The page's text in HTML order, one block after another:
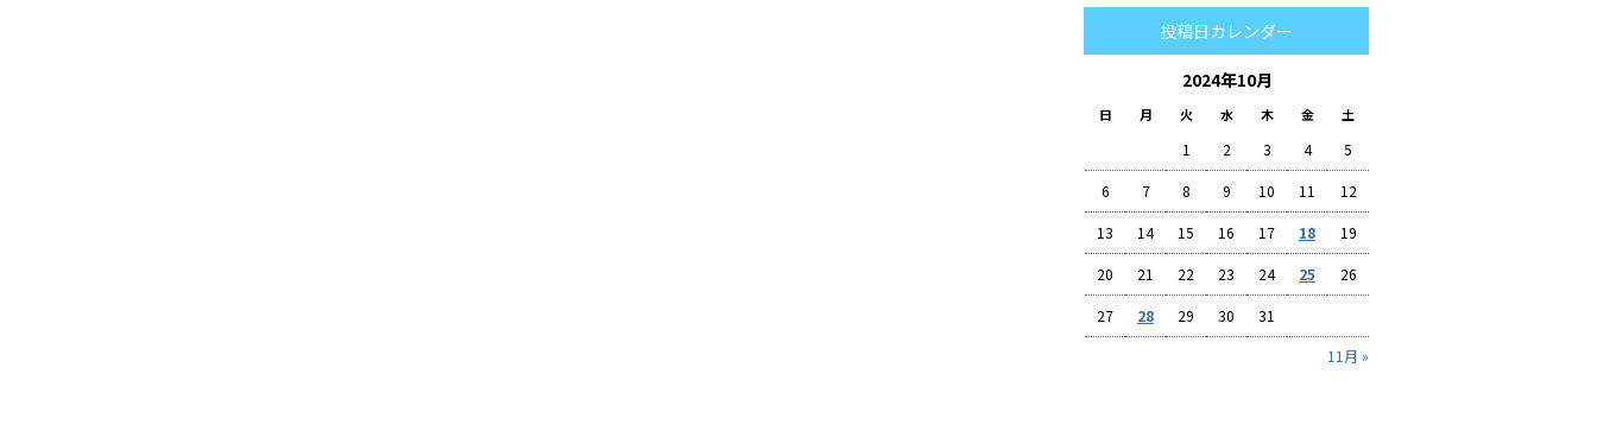
投稿日カレンダー
2024年10月
日 月 火 水 木 金 土
11月 »
1 2 3 4 5
6 7 8 9 10 11 12
13 14 15 16 17 18 19
20 21 22 23 24 25 26
27 28 29 30 31